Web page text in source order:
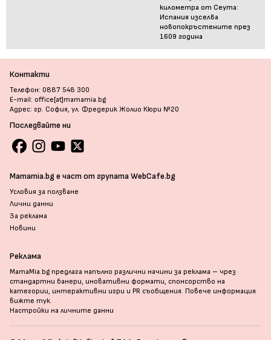
километра от Сеута:
Испания изселва
новопокръстените през
1609 година
Контакти
Телефон: 0887 548 300
E-mail: office[at]mamamia.bg
Адрес: гр. София, ул. Фредерик Жолио Кюри №20
Последвайте ни
Mamamia.bg е част от групата WebCafe.bg
Условия за ползване
Лични данни
За реклама
Новини
Реклама
MamaMia.bg предлага напълно различни начини за реклама – чрез
стандартни банери, иновативни формати, спонсорство на
категории, интерактивни игри и PR съобщения. Повече информация
вижте тук.
Настройки на личните данни